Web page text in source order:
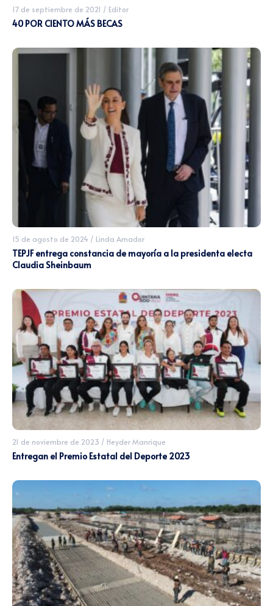
17 de septiembre de 2021 / Editor
40 POR CIENTO MÁS BECAS
15 de agosto de 2024 / Linda Amador
TEPJF entrega constancia de mayoría a la presidenta electa
Claudia Sheinbaum
21 de noviembre de 2023 / Heyder Manrique
Entregan el Premio Estatal del Deporte 2023